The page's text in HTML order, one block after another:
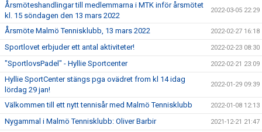
Årsmöteshandlingar till medlemmarna i MTK inför årsmötet
kl. 15 söndagen den 13 mars 2022
2022-03-05 22:29
Årsmöte Malmö Tennisklubb, 13 mars 2022 2022-02-27 16:18
Sportlovet erbjuder ett antal aktiviteter! 2022-02-23 08:30
"SportlovsPadel" - Hyllie Sportcenter 2022-02-21 23:09
Hyllie SportCenter stängs pga ovädret from kl 14 idag
lördag 29 jan!
2022-01-29 09:39
Välkommen till ett nytt tennisår med Malmö Tennisklubb 2022-01-08 12:13
Nygammal i Malmö Tennisklubb: Oliver Barbir 2021-12-21 21:47